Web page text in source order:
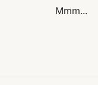
Mmm...